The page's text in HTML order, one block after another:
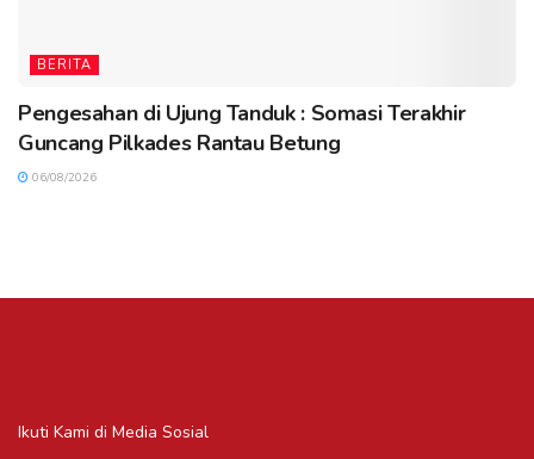
BERITA
Pengesahan di Ujung Tanduk : Somasi Terakhir
Guncang Pilkades Rantau Betung
06/08/2026
Ikuti Kami di Media Sosial